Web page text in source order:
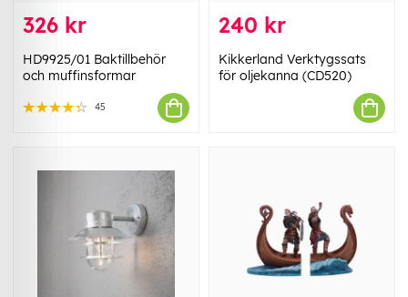
326 kr
HD9925/01 Baktillbehör
och muffinsformar
45
240 kr
Kikkerland Verktygssats
för oljekanna (CD520)